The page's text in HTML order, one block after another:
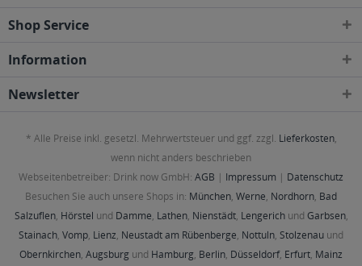
Shop Service
Information
Newsletter
* Alle Preise inkl. gesetzl. Mehrwertsteuer und ggf. zzgl. Lieferkosten,
wenn nicht anders beschrieben
Webseitenbetreiber: Drink now GmbH: AGB | Impressum | Datenschutz
Besuchen Sie auch unsere Shops in: München, Werne, Nordhorn, Bad
Salzuflen, Hörstel und Damme, Lathen, Nienstädt, Lengerichund Garbsen,
Stainach, Vomp, Lienz, Neustadt am Rübenberge, Nottuln, Stolzenau und
Obernkirchen, Augsburg und Hamburg, Berlin, Düsseldorf, Erfurt, Mainz